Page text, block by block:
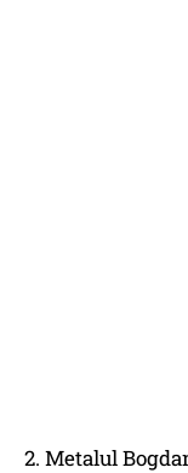
2. Metalul